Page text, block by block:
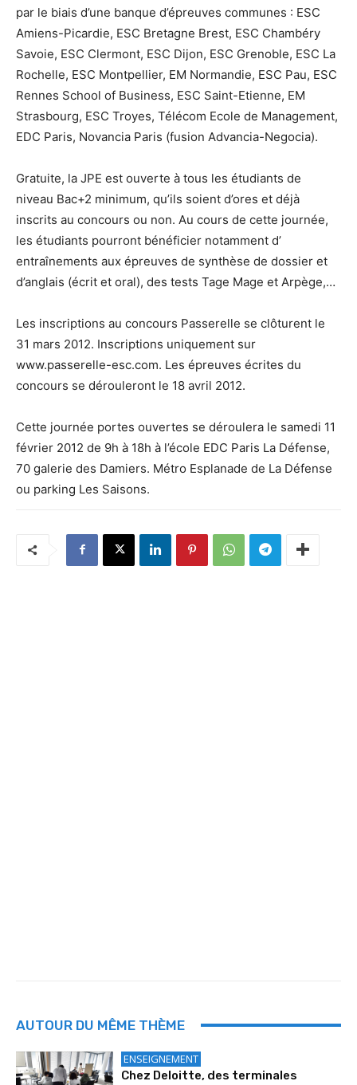
par le biais d’une banque d’épreuves communes : ESC
Amiens-Picardie, ESC Bretagne Brest, ESC Chambéry
Savoie, ESC Clermont, ESC Dijon, ESC Grenoble, ESC La
Rochelle, ESC Montpellier, EM Normandie, ESC Pau, ESC
Rennes School of Business, ESC Saint-Etienne, EM
Strasbourg, ESC Troyes, Télécom Ecole de Management,
EDC Paris, Novancia Paris (fusion Advancia-Negocia).
Gratuite, la JPE est ouverte à tous les étudiants de
niveau Bac+2 minimum, qu’ils soient d’ores et déjà
inscrits au concours ou non. Au cours de cette journée,
les étudiants pourront bénéficier notamment d’
entraînements aux épreuves de synthèse de dossier et
d’anglais (écrit et oral), des tests Tage Mage et Arpège,…
Les inscriptions au concours Passerelle se clôturent le
31 mars 2012. Inscriptions uniquement sur
www.passerelle-esc.com. Les épreuves écrites du
concours se dérouleront le 18 avril 2012.
Cette journée portes ouvertes se déroulera le samedi 11
février 2012 de 9h à 18h à l’école EDC Paris La Défense,
70 galerie des Damiers. Métro Esplanade de La Défense
ou parking Les Saisons.
AUTOUR DU MÊME THÈME
ENSEIGNEMENT
Chez Deloitte, des terminales